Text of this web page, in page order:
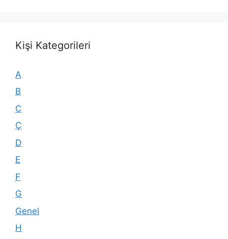
Kişi Kategorileri
A
B
C
Ç
D
E
F
G
Genel
H